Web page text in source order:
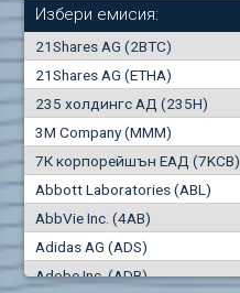
Избери емисия:
21Shares AG (2BTC)
21Shares AG (ETHA)
235 холдингс АД (235H)
3M Company (MMM)
7К корпорейшън ЕАД (7KCB)
Abbott Laboratories (ABL)
AbbVie Inc. (4AB)
Adidas AG (ADS)
Adobe Inc. (ADB)
0000
0.000
Най-добра
"купува"
0
Сделки
0